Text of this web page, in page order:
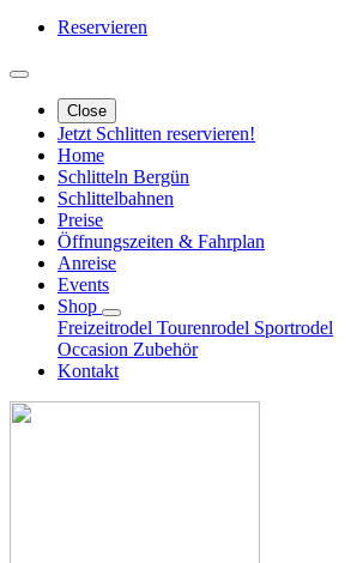
Reservieren
Close
Jetzt Schlitten reservieren!
Home
Schlitteln Bergün
Schlittelbahnen
Preise
Öffnungszeiten & Fahrplan
Anreise
Events
Shop
Freizeitrodel Tourenrodel Sportrodel
Occasion Zubehör
Kontakt